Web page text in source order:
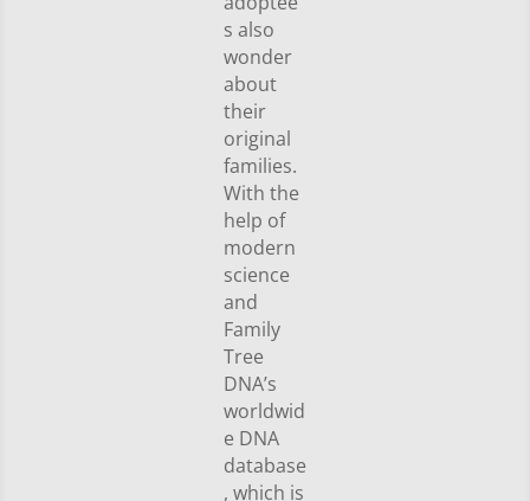
s also
wonder
about
their
original
families.
With the
help of
modern
science
and
Family
Tree
DNA’s
worldwid
e DNA
database
, which is